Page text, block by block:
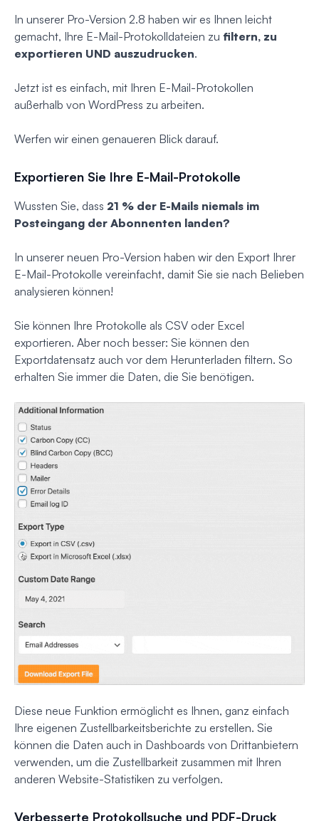
In unserer Pro-Version 2.8 haben wir es Ihnen leicht
gemacht, Ihre E-Mail-Protokolldateien zu filtern, zu
exportieren UND auszudrucken.
Jetzt ist es einfach, mit Ihren E-Mail-Protokollen
außerhalb von WordPress zu arbeiten.
Werfen wir einen genaueren Blick darauf.
Exportieren Sie Ihre E-Mail-Protokolle
Wussten Sie, dass 21 % der E-Mails niemals im
Posteingang der Abonnenten landen?
In unserer neuen Pro-Version haben wir den Export Ihrer
E-Mail-Protokolle vereinfacht, damit Sie sie nach Belieben
analysieren können!
Sie können Ihre Protokolle als CSV oder Excel
exportieren. Aber noch besser: Sie können den
Exportdatensatz auch vor dem Herunterladen filtern. So
erhalten Sie immer die Daten, die Sie benötigen.
Diese neue Funktion ermöglicht es Ihnen, ganz einfach
Ihre eigenen Zustellbarkeitsberichte zu erstellen. Sie
können die Daten auch in Dashboards von Drittanbietern
verwenden, um die Zustellbarkeit zusammen mit Ihren
anderen Website-Statistiken zu verfolgen.
Verbesserte Protokollsuche und PDF-Druck